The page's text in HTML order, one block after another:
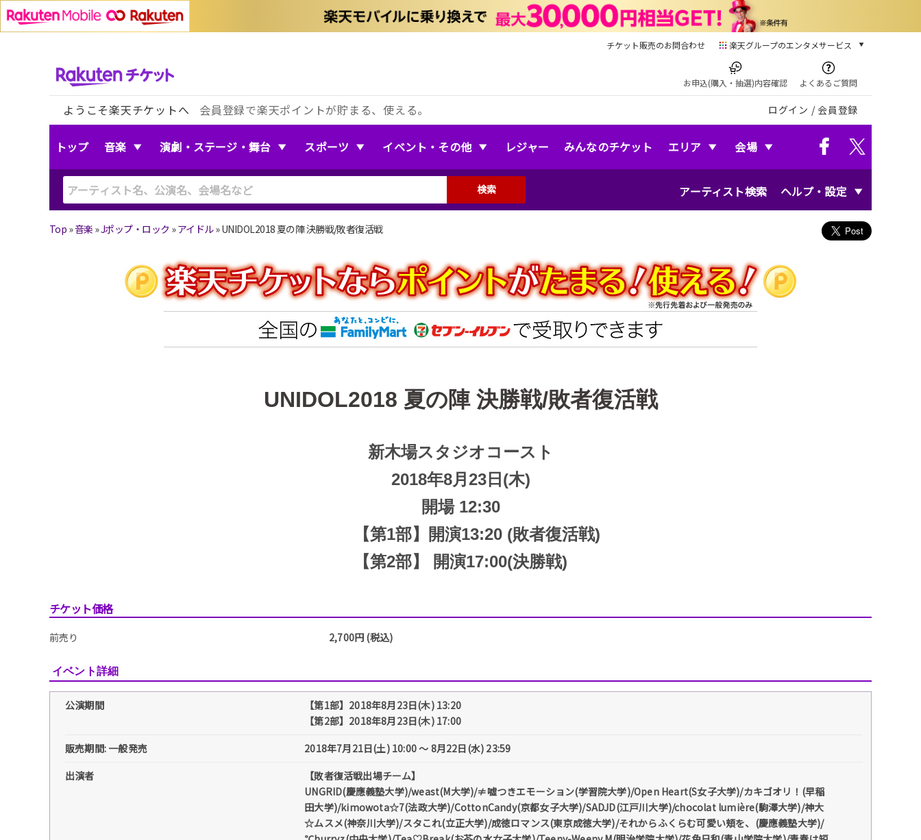
チケット販売のお問合わせ 楽天グループのエンタメサービス
本/ゲーム/CD/DVD
楽天ブックス
電子書籍
楽天Kobo
音楽配信
Rakuten PLAY
無料テレビ
お申込(購入・抽選)内容確認 よくあるご質問
ようこそ楽天チケットへ 会員登録で楽天ポイントが貯まる、使える。 ログイン / 会員登録
トップ 音楽 演劇・ステージ・舞台 スポーツ イベント・その他 レジャー みんなのチケット エリア 会場
アーティスト検索 ヘルプ・設定
検索
Top »音楽 »Jポップ・ロック »アイドル»UNIDOL2018 夏の陣 決勝戦/敗者復活戦
UNIDOL2018 夏の陣 決勝戦/敗者復活戦
新木場スタジオコースト
2018年8月23日(木)
開場 12:30
【第1部】
開演13:20 (敗者復活戦)
【第2部】 開演17:00(決勝戦)
チケット価格
前売り 2,700円 (税込)
イベント詳細
公演期間
【第1部】2018年8月23日(木) 13:20
【第2部】2018年8月23日(木) 17:00
販売期間: 一般発売
2018年7月21日(土) 10:00 〜 8月22日(水) 23:59
出演者
【敗者復活戦出場チーム】
UNGRID(慶應義塾大学)/weast(M大学)/≠嘘つきエモーション(学習院大学)/Open Heart(S女子大学)/カキゴオリ！(早稲
田大学)/kimowota☆7(法政大学)/CottonCandy(京都女子大学)/SADJD(江戸川大学)/chocolat lumière(駒澤大学)/神大
☆ムスメ(神奈川大学)/スタこれ(立正大学)/成徳ロマンス(東京成徳大学)/それからふくらむ可愛い頬を、(慶應義塾大学)/